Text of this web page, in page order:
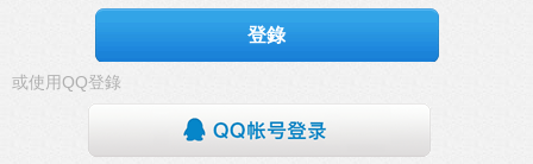
登錄
或使用QQ登錄